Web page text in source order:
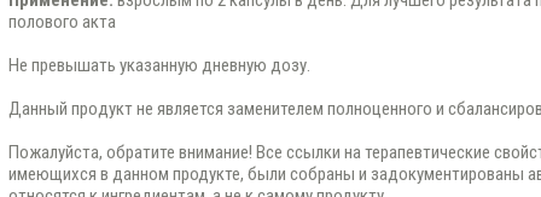
полового акта
Не превышать указанную дневную дозу.
Данный прoдукт не является заменителем полноценного и
Пожалуйста, обратите внимание! Все ссылки на терапевтические
имеющихся в данном продукте, были собраны и задокументированы